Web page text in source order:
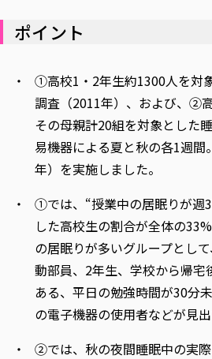
学びの特徴
初年次教育（リエゾンゼミⅠ）
実学臨床教育（総合福祉学部のみ
教育実践活動（教育学科学生のみ受
禅のこころ
学びのサポート
学びのサポート
学費（学部学科）
授業料減免・奨学金等
宿舎の紹介
学生生活サポート
学生自主活動支援
社会人学生の育児支援（一時預か
学生総合補償制度
スポーツ傷害保険
東北福祉大学オープンアクセス方針
各種社会貢献活動の窓口
JICA草の根技術協力事業
被災地の子ども支援活動
自治体・団体等との主な協定
研究者のご紹介
Universal Passport
ポイント
①高校1・2年生約1300人を対
調査（2011年）、および、②
その母親計20組を対象とした
易機器による夏と秋の各1週間
年）を実施しました。
①では、“授業中の居眠りが週
した高校生の割合が全体の
の居眠りが多いグループとし
動部員、2年生、学校から帰宅
ある、平日の勉強時間が30分
の電子機器の使用者などが見出
②では、秋の夜間睡眠中の実